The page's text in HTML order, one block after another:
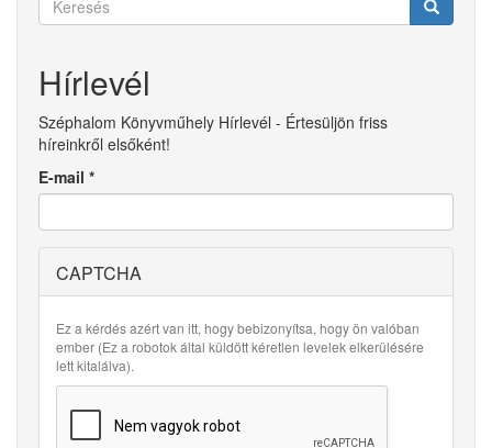
Hírlevél
Széphalom Könyvműhely Hírlevél - Értesüljön friss
híreinkről elsőként!
E-mail *
CAPTCHA
Ez a kérdés azért van itt, hogy bebizonyítsa, hogy ön valóban
ember (Ez a robotok által küldött kéretlen levelek elkerülésére
lett kitalálva).